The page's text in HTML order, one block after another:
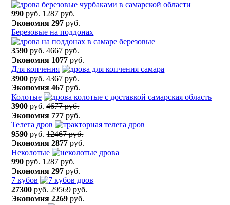
990 руб.1287 руб.
Экономия 297 руб.
Березовые на поддонах
3590 руб.4667 руб.
Экономия 1077 руб.
Для копчения
3900 руб.4367 руб.
Экономия 467 руб.
Колотые
3900 руб.4677 руб.
Экономия 777 руб.
Телега дров
9590 руб.12467 руб.
Экономия 2877 руб.
Неколотые
990 руб.1287 руб.
Экономия 297 руб.
7 кубов
27300 руб.29569 руб.
Экономия 2269 руб.